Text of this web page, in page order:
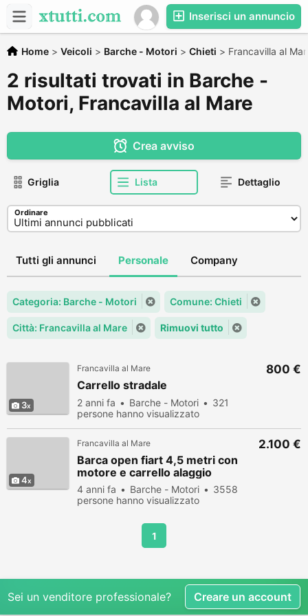
Inserisci un annuncio
Home > Veicoli > Barche - Motori > Chieti > Francavilla al
2 risultati trovati in Barche -
Motori, Francavilla al Mare
Crea avviso
Griglia Lista Dettaglio
Ordinare
Tutti gli annunci Personale Company
Categoria: Barche - Motori Comune: Chieti
Città: Francavilla al Mare Rimuovi tutto
3
Francavilla al Mare
Carrello stradale
2 anni fa Barche - Motori
321
persone hanno visualizzato
800 €
4
Francavilla al Mare
Barca open fiart 4,5 metri con
motore e carrello alaggio
4 anni fa Barche - Motori
3558
persone hanno visualizzato
2.100 €
1
Sei un venditore professionale? Creare un account